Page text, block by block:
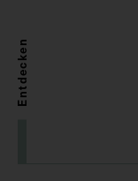
Entdecken